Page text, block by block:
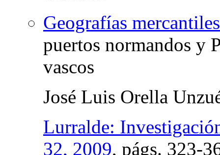
Geografías
puertos normandos y
vascos
José Luis Orella
Lurralde:
32, 2009, págs. 323-